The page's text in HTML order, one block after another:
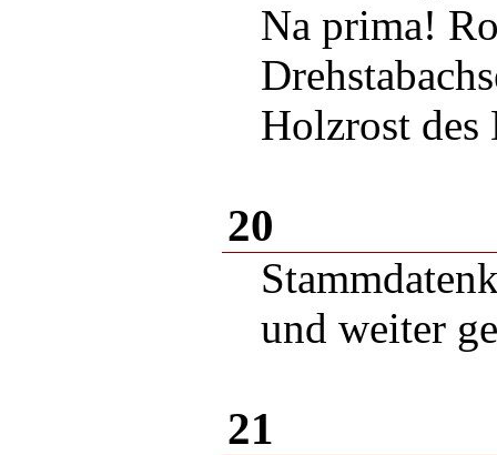
Na prima!
Holzrost des
20
und weiter
21